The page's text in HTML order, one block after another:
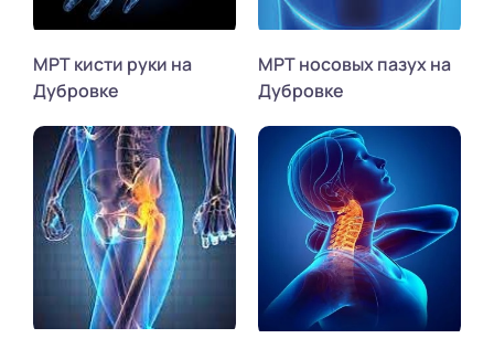
МРТ кисти руки на
Дубровке
МРТ носовых пазух на
Дубровке